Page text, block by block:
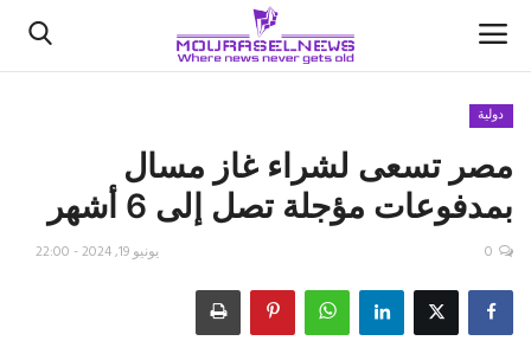
الأخبار
كتّابنا
اقتصاد
دولية
مصر تسعى لشراء غاز مسال
بمدفوعات مؤجلة تصل إلى 6 أشهر
يونيو 19, 2024 - 22:00 0